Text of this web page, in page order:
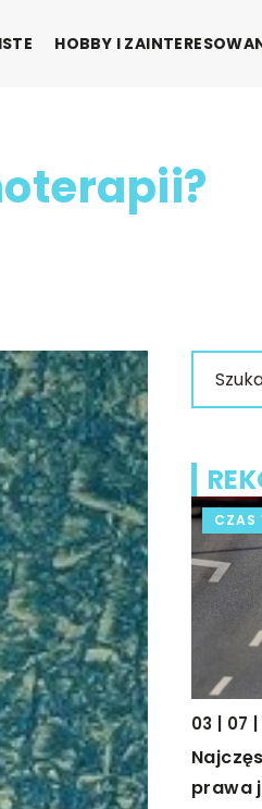
HOBBY I
– co się na
CZAS
03 | 07
prawa